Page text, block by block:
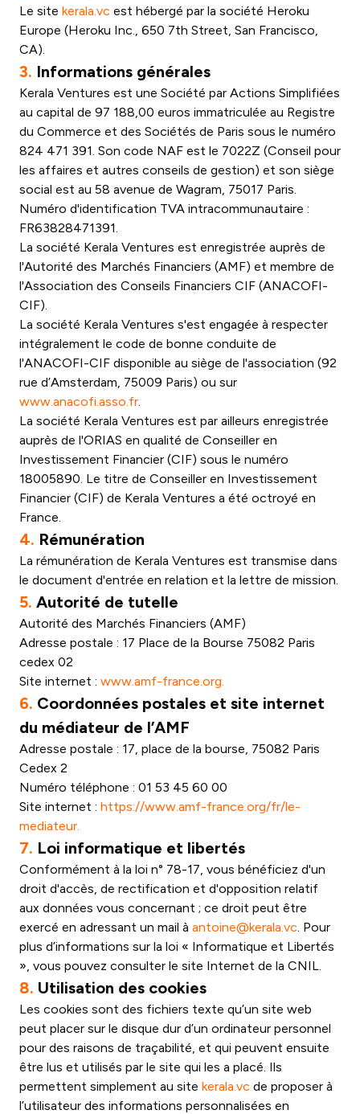
Le site kerala.vc est hébergé par la société Heroku
Europe (Heroku Inc., 650 7th Street, San Francisco,
CA).
3. Informations générales
Kerala Ventures est une Société par Actions Simplifiées
au capital de 97 188,00 euros immatriculée au Registre
du Commerce et des Sociétés de Paris sous le numéro
824 471 391. Son code NAF est le 7022Z (Conseil pour
les affaires et autres conseils de gestion) et son siège
social est au 58 avenue de Wagram, 75017 Paris.
Numéro d'identification TVA intracommunautaire :
FR63828471391.
La société Kerala Ventures est enregistrée auprès de
l'Autorité des Marchés Financiers (AMF) et membre de
l'Association des Conseils Financiers CIF (ANACOFI-
CIF).
La société Kerala Ventures s'est engagée à respecter
intégralement le code de bonne conduite de
l'ANACOFI-CIF disponible au siège de l'association (92
rue d’Amsterdam, 75009 Paris) ou sur
www.anacofi.asso.fr.
La société Kerala Ventures est par ailleurs enregistrée
auprès de l'ORIAS en qualité de Conseiller en
Investissement Financier (CIF) sous le numéro
18005890. Le titre de Conseiller en Investissement
Financier (CIF) de Kerala Ventures a été octroyé en
France.
4. Rémunération
La rémunération de Kerala Ventures est transmise dans
le document d'entrée en relation et la lettre de mission.
5. Autorité de tutelle
Autorité des Marchés Financiers (AMF)
Adresse postale : 17 Place de la Bourse 75082 Paris
cedex 02
Site internet : www.amf-france.org.
6. Coordonnées postales et site internet
du médiateur de l’AMF
Adresse postale : 17, place de la bourse, 75082 Paris
Cedex 2
Numéro téléphone : 01 53 45 60 00
Site internet : https://www.amf-france.org/fr/le-
mediateur.
7. Loi informatique et libertés
Conformément à la loi n° 78-17, vous bénéficiez d'un
droit d'accès, de rectification et d'opposition relatif
aux données vous concernant ; ce droit peut être
exercé en adressant un mail à antoine@kerala.vc. Pour
plus d’informations sur la loi « Informatique et Libertés
», vous pouvez consulter le site Internet de la CNIL.
8. Utilisation des cookies
Les cookies sont des fichiers texte qu’un site web
peut placer sur le disque dur d’un ordinateur personnel
pour des raisons de traçabilité, et qui peuvent ensuite
être lus et utilisés par le site qui les a placé. Ils
permettent simplement au site kerala.vc de proposer à
l’utilisateur des informations personnalisées en